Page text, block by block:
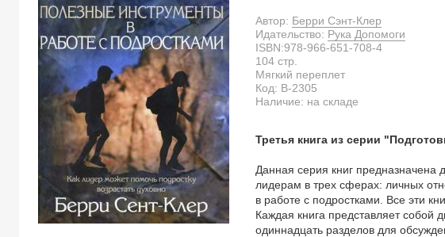
Автор: Берри Сэнт-Клер
Идательство: Рука Допомоги
ISBN:978-966-651-708-4
104 стр.
Мягкий переплет
Код: B-2305
Наличие: на складе
Третья книга из серии
Данная серия книг предназначена
лидерам в трех сферах: личных
в работе с подростками. Все эти
Каждая книга представляет собой
одиннадцать разделов для